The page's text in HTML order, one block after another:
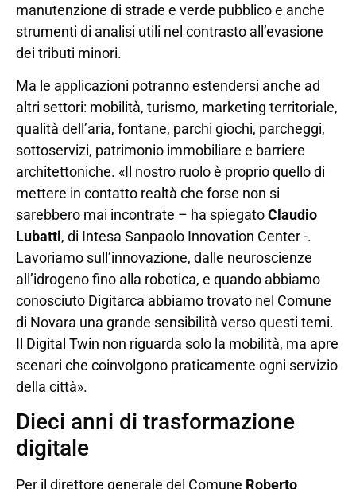
manutenzione di strade e verde pubblico e anche
strumenti di analisi utili nel contrasto all’evasione
dei tributi minori.
Ma le applicazioni potranno estendersi anche ad
altri settori: mobilità, turismo, marketing territoriale,
qualità dell’aria, fontane, parchi giochi, parcheggi,
sottoservizi, patrimonio immobiliare e barriere
architettoniche. «Il nostro ruolo è proprio quello di
mettere in contatto realtà che forse non si
sarebbero mai incontrate – ha spiegatoClaudio
Lubatti, di Intesa Sanpaolo Innovation Center -.
Lavoriamo sull’innovazione, dalle neuroscienze
all’idrogeno fino alla robotica, e quando abbiamo
conosciuto Digitarca abbiamo trovato nel Comune
di Novara una grande sensibilità verso questi temi.
Il Digital Twin non riguarda solo la mobilità, ma apre
scenari che coinvolgono praticamente ogni servizio
della città».
Dieci anni di trasformazione
digitale
Per il direttore generale del Comune Roberto